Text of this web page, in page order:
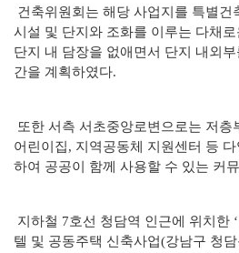
건축위원회는 해당 사업지를 특별건
시설 및 단지와 조화를 이루는 다채
단지 내 담장을 없애면서 단지 내외
간을 계획하였다.
또한 서측 서초중앙로변으로는 저층
어린이집, 지역공동체 지원센터 등
하여 공공이 함께 사용할 수 있는 커
지하철 7호선 청담역 인근에 위치한
텔 및 공동주택 신축사업(강남구 청